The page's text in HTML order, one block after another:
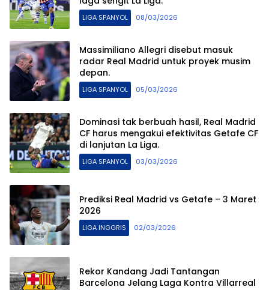
LIGA SPANYOL 08/03/2026
Massimiliano Allegri disebut masuk
radar Real Madrid untuk proyek musim
depan.
LIGA SPANYOL 05/03/2026
Dominasi tak berbuah hasil, Real Madrid
CF harus mengakui efektivitas Getafe CF
di lanjutan La Liga.
LIGA SPANYOL 03/03/2026
Prediksi Real Madrid vs Getafe – 3 Maret
2026
LIGA INGGRIS 02/03/2026
Rekor Kandang Jadi Tantangan
Barcelona Jelang Laga Kontra Villarreal